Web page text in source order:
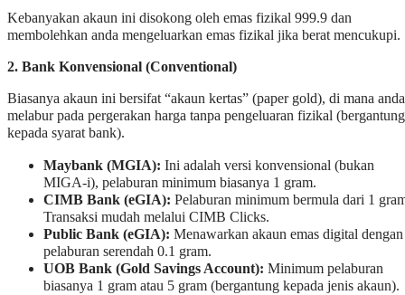
Kebanyakan akaun ini disokong oleh emas fizikal 999.9 dan
membolehkan anda mengeluarkan emas fizikal jika berat mencukupi.
2. Bank Konvensional (Conventional)
Biasanya akaun ini bersifat “akaun kertas” (paper gold), di mana anda
melabur pada pergerakan harga tanpa pengeluaran fizikal (bergantung
kepada syarat bank).
Maybank (MGIA): Ini adalah versi konvensional (bukan
MIGA-i), pelaburan minimum biasanya 1 gram.
CIMB Bank (eGIA): Pelaburan minimum bermula dari 1
Transaksi mudah melalui CIMB Clicks.
Public Bank (eGIA): Menawarkan akaun emas digital dengan
pelaburan serendah 0.1 gram.
UOB Bank (Gold Savings Account): Minimum pelaburan
biasanya 1 gram atau 5 gram (bergantung kepada jenis akaun).